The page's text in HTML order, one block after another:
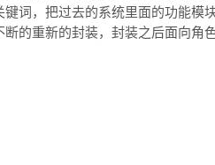
词，把过去的系统里面的功能
的重新的封装，封装之后面向